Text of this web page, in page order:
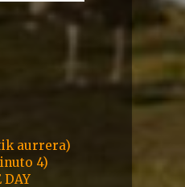
aurrera)
4)
DAY